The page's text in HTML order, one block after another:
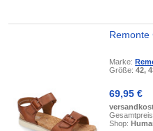
Remonte
Marke:
Größe:42,
69,95 €
Shop: